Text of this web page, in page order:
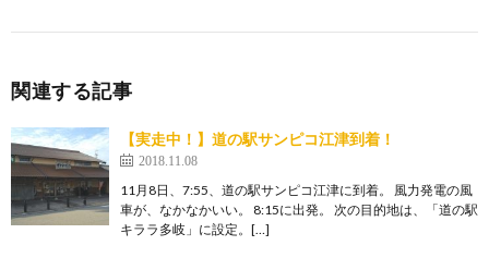
関連する記事
【実走中！】道の駅サンピコ江津到着！
2018.11.08
11月8日、7:55、道の駅サンピコ江津に到着。 風力発電の風
車が、なかなかいい。 8:15に出発。 次の目的地は、「道の駅
キララ多岐」に設定。[…]